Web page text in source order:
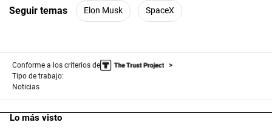
Seguir temas Elon Musk SpaceX
Conforme a los criterios de
Tipo de trabajo:
Noticias
Lo más visto